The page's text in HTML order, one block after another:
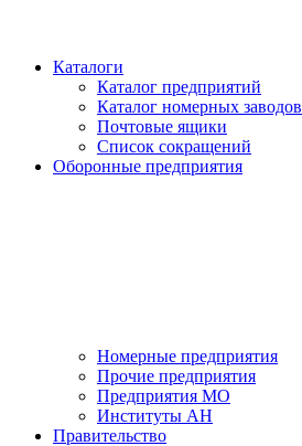
Каталоги
Каталог предприятий
Каталог номерных заводов
Почтовые ящики
Список сокращений
Оборонные предприятия
Номерные предприятия
Прочие предприятия
Предприятия МО
Институты АН
Правительство